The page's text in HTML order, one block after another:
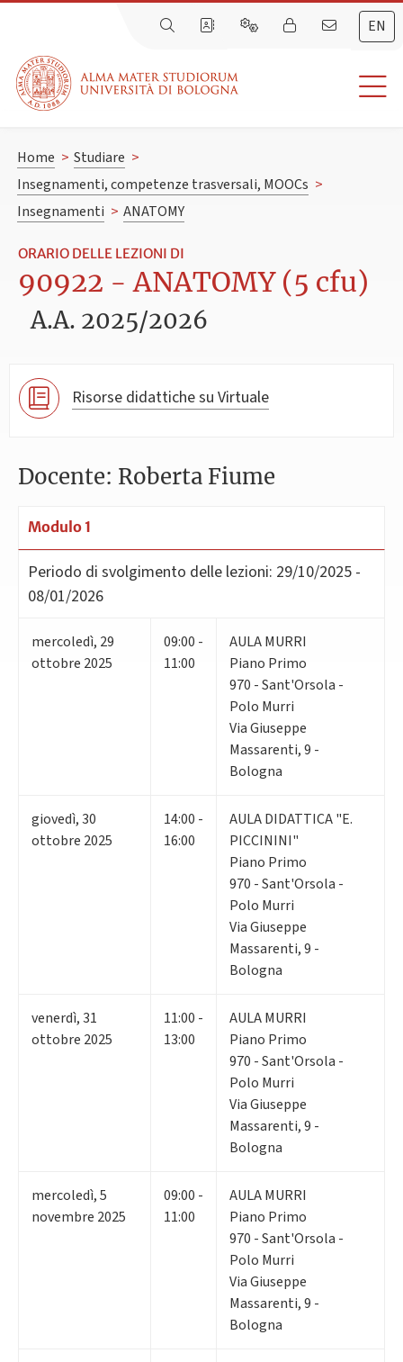
EN
Home > Studiare >
Insegnamenti, competenze trasversali, MOOCs >
Insegnamenti > ANATOMY
ORARIO DELLE LEZIONI DI
90922 - ANATOMY (5 cfu)
A.A. 2025/2026
Risorse didattiche su Virtuale
Docente: Roberta Fiume
Modulo 1
Periodo di svolgimento delle lezioni: 29/10/2025 -
08/01/2026
mercoledì, 29
ottobre 2025
09:00 -
11:00
AULA MURRI
Piano Primo
970 - Sant'Orsola -
Polo Murri
Via Giuseppe
Massarenti, 9 -
Bologna
giovedì,30
ottobre 2025
14:00 -
16:00
AULA DIDATTICA "E.
PICCININI"
Piano Primo
970 - Sant'Orsola -
Polo Murri
Via Giuseppe
Massarenti, 9 -
Bologna
venerdì,31
ottobre 2025
11:00 -
13:00
AULA MURRI
Piano Primo
970 - Sant'Orsola -
Polo Murri
Via Giuseppe
Massarenti, 9 -
Bologna
mercoledì,5
novembre 2025
09:00 -
11:00
AULA MURRI
Piano Primo
970 - Sant'Orsola -
Polo Murri
Via Giuseppe
Massarenti, 9 -
Bologna